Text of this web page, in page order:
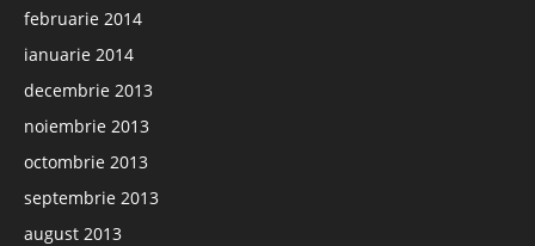
februarie 2014
ianuarie 2014
decembrie 2013
noiembrie 2013
octombrie 2013
septembrie 2013
august 2013